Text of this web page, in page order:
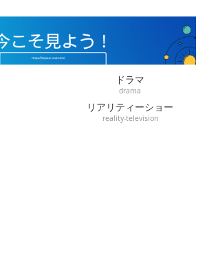
ドラマ
drama
リアリティーショー
reality-television